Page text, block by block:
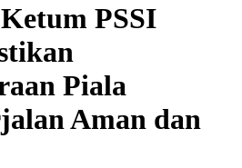
PSSI
Piala
Aman dan